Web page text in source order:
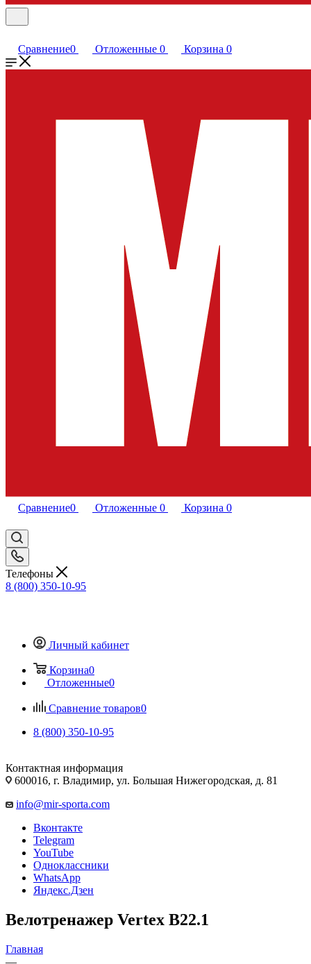
Сравнение0 Отложенные 0 Корзина 0
Сравнение0 Отложенные 0 Корзина 0
Телефоны
8 (800) 350-10-95
Личный кабинет
Корзина0
Отложенные0
Сравнение товаров0
8 (800) 350-10-95
Контактная информация
600016, г. Владимир, ул. Большая Нижегородская, д. 81
info@mir-sporta.com
Вконтакте
Telegram
YouTube
Одноклассники
WhatsApp
Яндекс.Дзен
Велотренажер Vertex B22.1
Главная
—